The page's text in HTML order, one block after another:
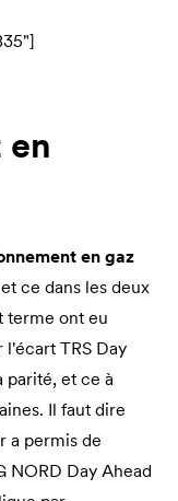
en
en gaz
ce dans les deux
terme ont eu
l'écart TRS Day
parité, et ce à
Il faut dire
a permis de
NORD Day Ahead